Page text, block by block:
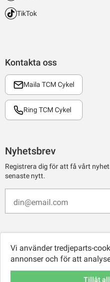
Kontakta oss
Maila TCM Cykel
Ring TCM Cykel
TikTok
Nyhetsbrev
Registrera dig för att få vårt
senaste nytt.
Vi använder tredjeparts-
annonser och för att
Tillåt